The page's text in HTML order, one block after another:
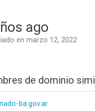
ago
en marzo 12, 2022
de dominio
ba.gov.ar